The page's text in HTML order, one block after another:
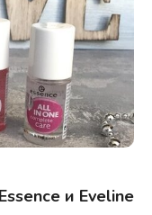
и Eveline